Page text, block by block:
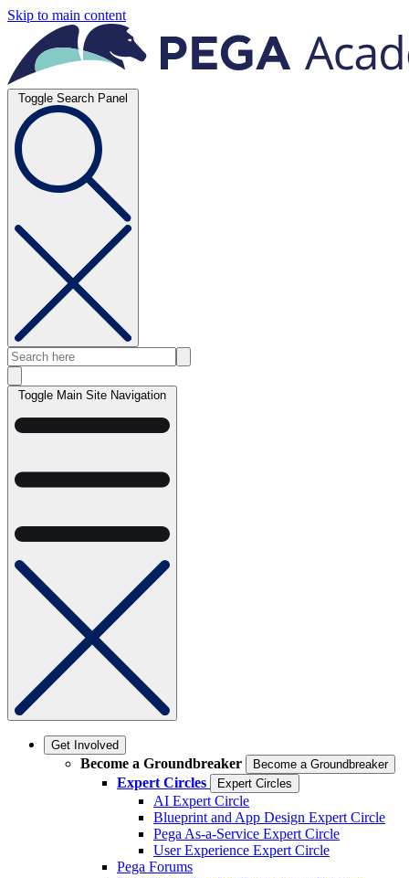
Skip to main content
Toggle Search Panel
Toggle Main Site Navigation
Get Involved
Become a Groundbreaker Become a Groundbreaker
Expert Circles Expert Circles
AI Expert Circle
Blueprint and App Design Expert Circle
Pega As-a-Service Expert Circle
User Experience Expert Circle
Pega Forums